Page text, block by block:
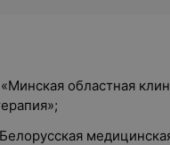
областная